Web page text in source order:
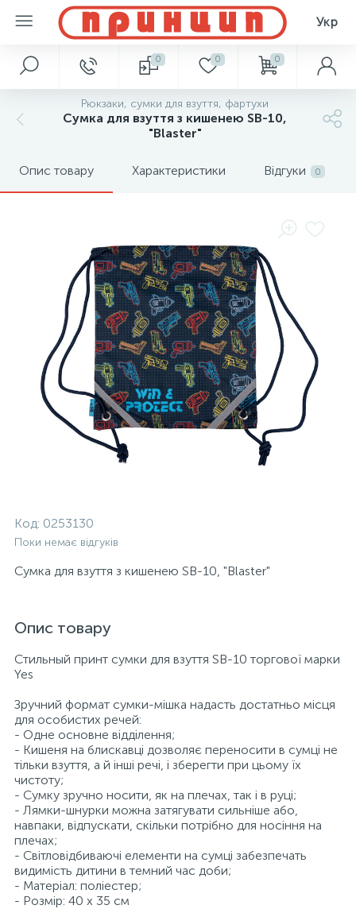
Укр
0 0 0
Рюкзаки, сумки для взуття, фартухи
Сумка для взуття з кишенею SB-10,
"Blaster"
Опис товару Характеристики Відгуки 0
Код: 0253130
Поки немає відгуків
Сумка для взуття з кишенею SB-10, "Blaster"
Опис товару
Стильный принт сумки для взуття SB-10 торгової марки
Yes
Зручний формат сумки-мішка надасть достатньо місця
для особистих речей:
- Одне основне відділення;
- Кишеня на блискавці дозволяє переносити в сумці не
тільки взуття, а й інші речі, і зберегти при цьому їх
чистоту;
- Сумку зручно носити, як на плечах, так і в руці;
- Лямки-шнурки можна затягувати сильніше або,
навпаки, відпускати, скільки потрібно для носіння на
плечах;
- Світловідбиваючі елементи на сумці забезпечать
видимість дитини в темний час доби;
- Матеріал: поліестер;
- Розмір: 40 х 35 см